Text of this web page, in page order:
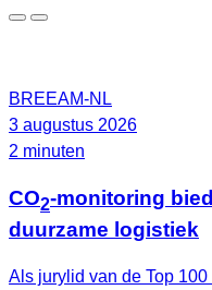
BREEAM-NL
3 augustus 2026
2 minuten
CO2-monitoring
duurzame logistiek
Als jurylid van de Top